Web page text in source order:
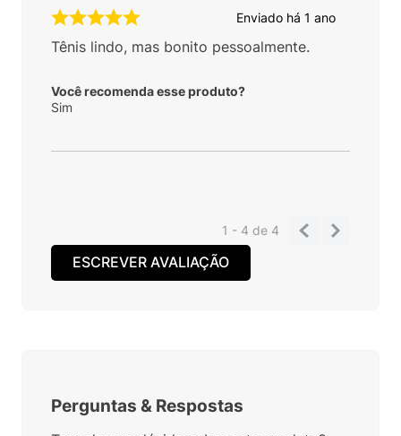
Enviado há 1 ano
Tênis lindo, mas bonito pessoalmente.
Você recomenda esse produto?
Sim
1 - 4de 4
ESCREVER AVALIAÇÃO
Perguntas & Respostas